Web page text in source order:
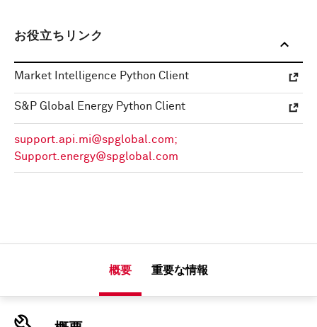
お役立ちリンク
Market Intelligence Python Client
S&P Global Energy Python Client
support.api.mi@spglobal.com;
Support.energy@spglobal.com
概要 重要な情報